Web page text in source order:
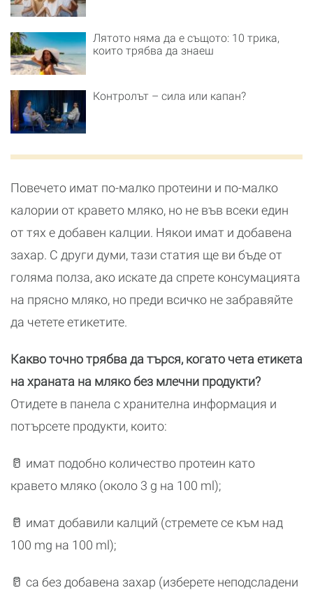
Лятото няма да е същото: 10 трика,
които трябва да знаеш
Контролът – сила или капан?
Повечето имат по-малко протеини и по-малко
калории от кравето мляко, но не във всеки един
от тях е добавен калции. Някои имат и добавена
захар. С други думи, тази статия ще ви бъде от
голяма полза, ако искате да спрете консумацията
на прясно мляко, но преди всичко не забравяйте
да четете етикетите.
Какво точно трябва да търся, когато чета етикета
на храната на мляко без млечни продукти?
Отидете в панела с хранителна информация и
потърсете продукти, които:
🥛 имат подобно количество протеин като
кравето мляко (около 3 g на 100 ml);
🥛 имат добавили калций (стремете се към над
100 mg на 100 ml);
🥛 са без добавена захар (изберете неподсладени